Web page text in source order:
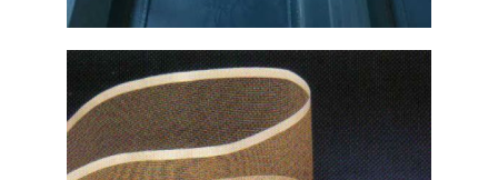
Vulcanizados para cintas
transportadoras
Ampliar